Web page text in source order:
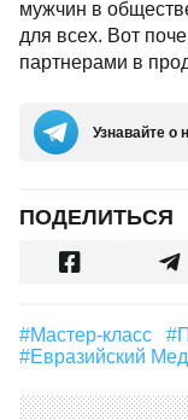
мужчин в
для всех. Вот
партнерами в
Узнавайте о
ПОДЕЛИТЬСЯ
#мастер-класс
#Евразийский